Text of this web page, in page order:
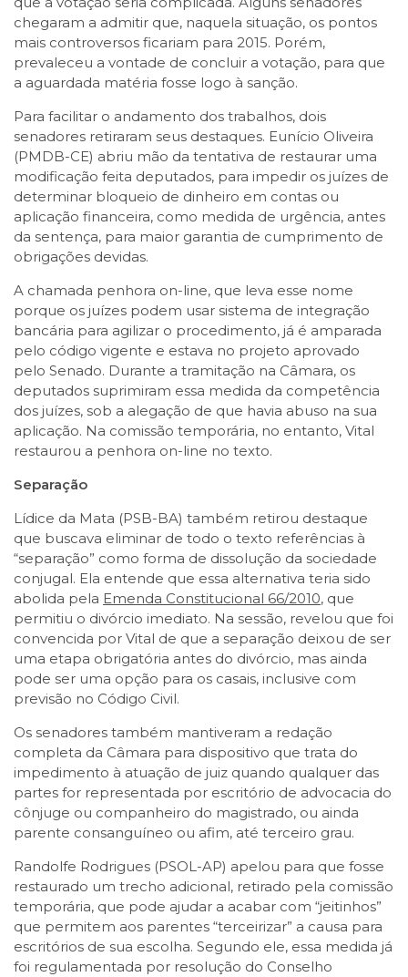
chegaram a admitir que, naquela situação, os pontos
mais controversos ficariam para 2015. Porém,
prevaleceu a vontade de concluir a votação, para que
a aguardada matéria fosse logo à sanção.
Para facilitar o andamento dos trabalhos, dois
senadores retiraram seus destaques. Eunício Oliveira
(PMDB-CE) abriu mão da tentativa de restaurar uma
modificação feita deputados, para impedir os juízes de
determinar bloqueio de dinheiro em contas ou
aplicação financeira, como medida de urgência, antes
da sentença, para maior garantia de cumprimento de
obrigações devidas.
A chamada penhora on-line, que leva esse nome
porque os juízes podem usar sistema de integração
bancária para agilizar o procedimento, já é amparada
pelo código vigente e estava no projeto aprovado
pelo Senado. Durante a tramitação na Câmara, os
deputados suprimiram essa medida da competência
dos juízes, sob a alegação de que havia abuso na sua
aplicação. Na comissão temporária, no entanto, Vital
restaurou a penhora on-line no texto.
Separação
Lídice da Mata (PSB-BA) também retirou destaque
que buscava eliminar de todo o texto referências à
“separação” como forma de dissolução da sociedade
conjugal. Ela entende que essa alternativa teria sido
abolida pela Emenda Constitucional 66/2010, que
permitiu o divórcio imediato. Na sessão, revelou que foi
convencida por Vital de que a separação deixou de ser
uma etapa obrigatória antes do divórcio, mas ainda
pode ser uma opção para os casais, inclusive com
previsão no Código Civil.
Os senadores também mantiveram a redação
completa da Câmara para dispositivo que trata do
impedimento à atuação de juiz quando qualquer das
partes for representada por escritório de advocacia do
cônjuge ou companheiro do magistrado, ou ainda
parente consanguíneo ou afim, até terceiro grau.
Randolfe Rodrigues (PSOL-AP) apelou para que fosse
restaurado um trecho adicional, retirado pela comissão
temporária, que pode ajudar a acabar com “jeitinhos”
que permitem aos parentes “terceirizar” a causa para
escritórios de sua escolha. Segundo ele, essa medida já
foi regulamentada por resolução do Conselho